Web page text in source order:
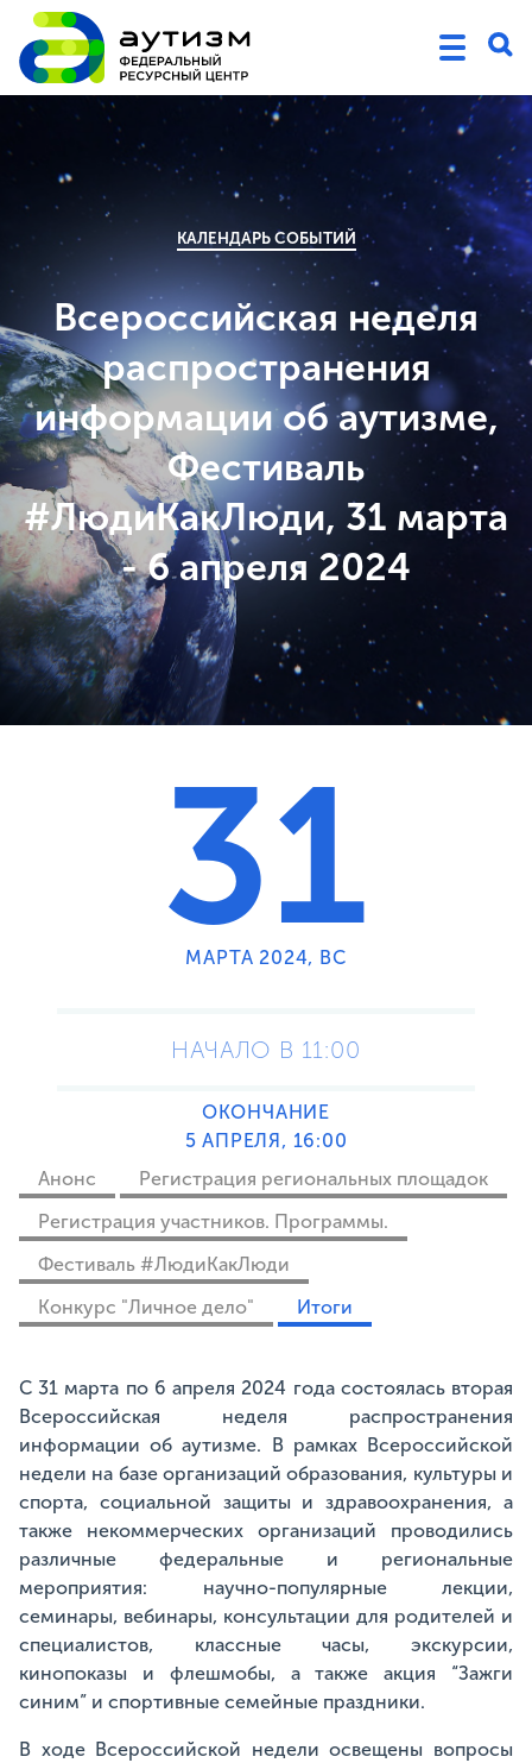
КАЛЕНДАРЬ СОБЫТИЙ
Всероссийская неделя
распространения
информации об аутизме,
Фестиваль
#ЛюдиКакЛюди, 31 марта
- 6 апреля 2024
31
МАРТА 2024, ВС
НАЧАЛО В 11:00
ОКОНЧАНИЕ
5 АПРЕЛЯ, 16:00
Анонс
Регистрация региональных площадок
Регистрация участников. Программы.
Фестиваль #ЛюдиКакЛюди
Конкурс "Личное дело"
Итоги
C 31 марта по 6 апреля 2024 года состоялась вторая
Всероссийская неделя распространения
информации об аутизме. В рамках Всероссийской
недели на базе организаций образования, культуры и
спорта, социальной защиты и здравоохранения, а
также некоммерческих организаций проводились
различные федеральные и региональные
мероприятия: научно-популярные лекции,
семинары, вебинары, консультации для родителей и
специалистов, классные часы, экскурсии,
кинопоказы и флешмобы, а также акция “Зажги
синим” и спортивные семейные праздники.
В ходе Всероссийской недели освещены вопросы